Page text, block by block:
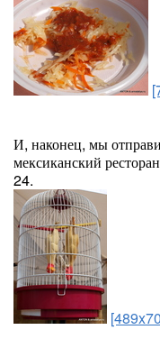
И, наконец, мы
мексиканский
24.